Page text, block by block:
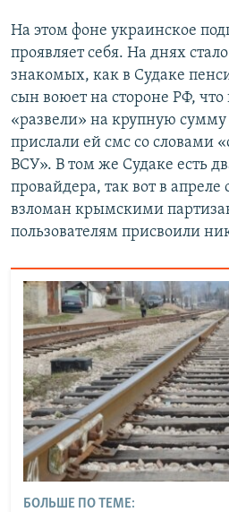
На этом фоне украинское
проявляет себя. На днях
знакомых, как в Судаке
сын воюет на стороне РФ, что
«развели» на крупную сумму
прислали ей смс со словами
ВСУ». В том же Судаке есть
провайдера, так вот в
взломан крымскими
пользователям присвоили
БОЛЬШЕ ПО ТЕМЕ: